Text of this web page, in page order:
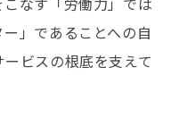
」であることへの自
ビスの根底を支えて